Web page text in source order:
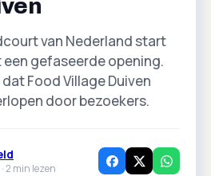
van Nederland start
gefaseerde opening.
Food Village Duiven
door bezoekers.
2 min lezen